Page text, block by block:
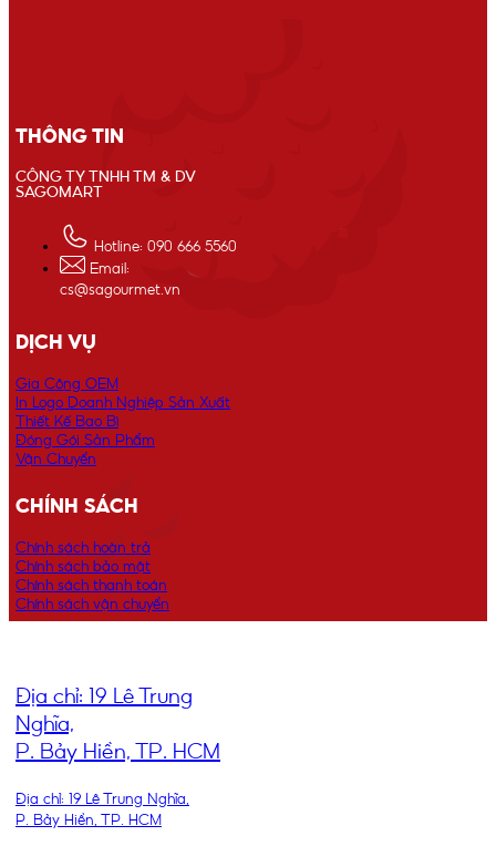
THÔNG TIN
CÔNG TY TNHH TM & DV
SAGOMART
Hotline: 090 666 5560
Email:
cs@sagourmet.vn
DỊCH VỤ
Gia Công OEM
In Logo Doanh Nghiệp Sản Xuất
Thiết Kế Bao Bì
Đóng Gói Sản Phẩm
Vận Chuyển
CHÍNH SÁCH
Chính sách hoàn trả
Chính sách bảo mật
Chính sách thanh toán
Chính sách vận chuyển
Địa chỉ: 19 Lê Trung
Nghĩa,
P. Bảy Hiền, TP. HCM
Địa chỉ: 19 Lê Trung Nghĩa,
P. Bảy Hiền, TP. HCM